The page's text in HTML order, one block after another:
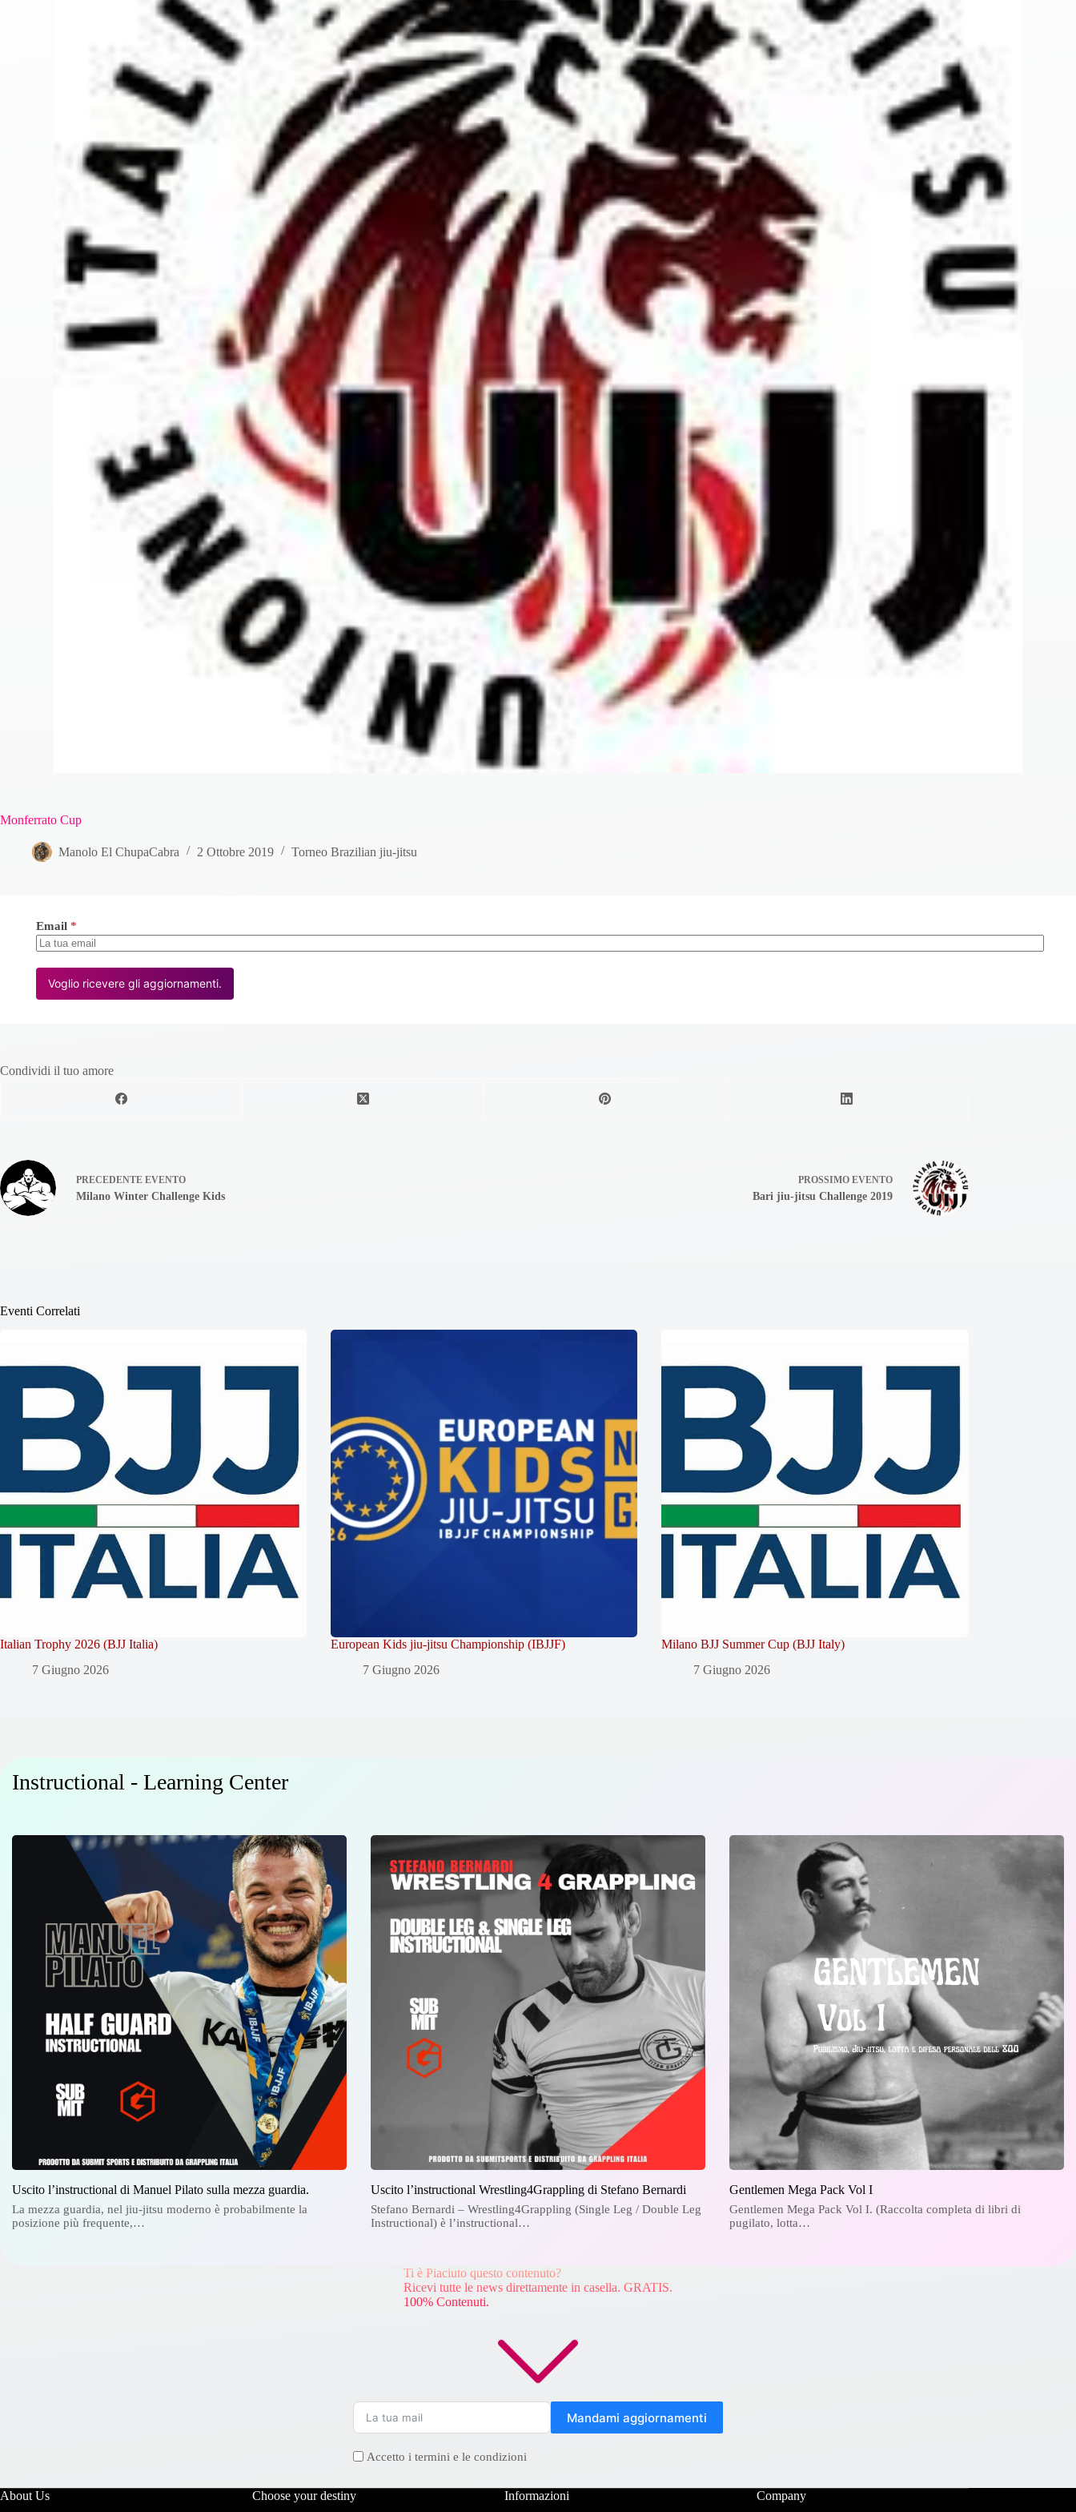
Monferrato Cup
Manolo El ChupaCabra 2 Ottobre 2019 Torneo Brazilian jiu-jitsu
Email *
Voglio ricevere gli aggiornamenti.
Condividi il tuo amore
PRECEDENTE EVENTO
Milano Winter Challenge Kids
PROSSIMO EVENTO
Bari jiu-jitsu Challenge 2019
Eventi Correlati
Italian Trophy 2026 (BJJ Italia)
7 Giugno 2026
European Kids jiu-jitsu Championship (IBJJF)
7 Giugno 2026
Milano BJJ Summer Cup (BJJ Italy)
7 Giugno 2026
Instructional - Learning Center
Uscito l’instructional di Manuel Pilato sulla mezza guardia.
La mezza guardia, nel jiu-jitsu moderno è probabilmente la
posizione più frequente,…
Uscito l’instructional Wrestling4Grappling di Stefano Bernardi
Stefano Bernardi – Wrestling4Grappling (Single Leg / Double Leg
Instructional) è l’instructional…
Gentlemen Mega Pack Vol I
Gentlemen Mega Pack Vol I. (Raccolta completa di libri di
pugilato, lotta…
Ti è Piaciuto questo contenuto?
Ricevi tutte le news direttamente in casella. GRATIS.
100% Contenuti.
Mandami aggiornamenti
Accetto i termini e le condizioni
About Us Choose your destiny Informazioni Company